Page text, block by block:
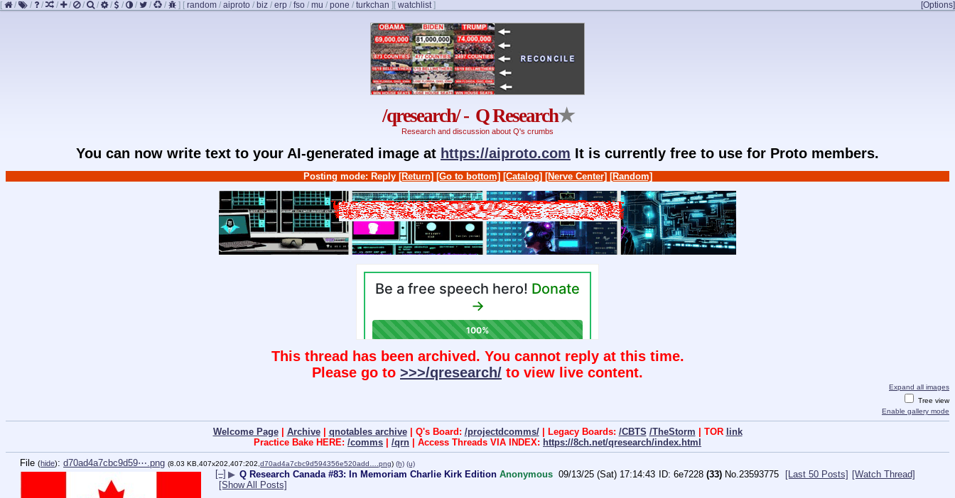
[ / / / / / / / / / / / / ] [ random / aiproto / biz / erp / fso / mu / pone / turkchan ] [Options]
[ watchlist]
/qresearch/ - Q Research★
Research and discussion about Q's crumbs
You can now write text to your AI-generated image at https://aiproto.com It is currently free to use for Proto members.
Posting mode: Reply [Return] [Go to bottom] [Catalog] [Nerve Center] [Random]
This thread has been archived. You cannot reply at this time.
Please go to >>>/qresearch/ to view live content.
Expand all images
Tree view
Enable gallery mode
Welcome Page| Archive| qnotables archive| Q's Board: /projectdcomms/| Legacy Boards: /CBTS /TheStorm | TOR link
Practice Bake HERE: /comms | /qrn | Access Threads VIA INDEX: https://8ch.net/qresearch/index.html
File (hide): d70ad4a7cbc9d59⋯.png (8.03 KB,407x202,407:202, d70ad4a7cbc9d594356e520add….png) (h) (u)
[–] ▶ Q Research Canada #83: In Memoriam Charlie Kirk Edition Anonymous 09/13/25 (Sat) 17:14:43 6e7228 (33) No. 23593775 [Last 50 Posts] [Watch Thread]
[Show All Posts]